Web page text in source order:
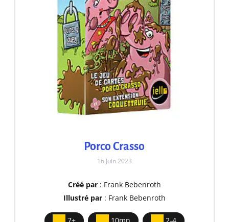
Porco Crasso
16 Juin 2023
Créé par: Frank Bebenroth
Illustré par: Frank Bebenroth